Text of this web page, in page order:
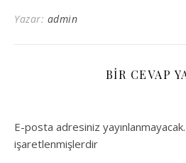
Yazar: admin
BIR CEVAP
E-posta adresiniz yayınlanmayacak.
işaretlenmişlerdir